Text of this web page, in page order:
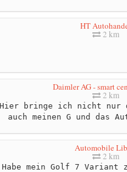
HT
2 km
Daimler AG - smart
2 km
bringe ich nicht nur
auch meinen G und das
Automobile
2 km
Habe mein Golf 7 Variant